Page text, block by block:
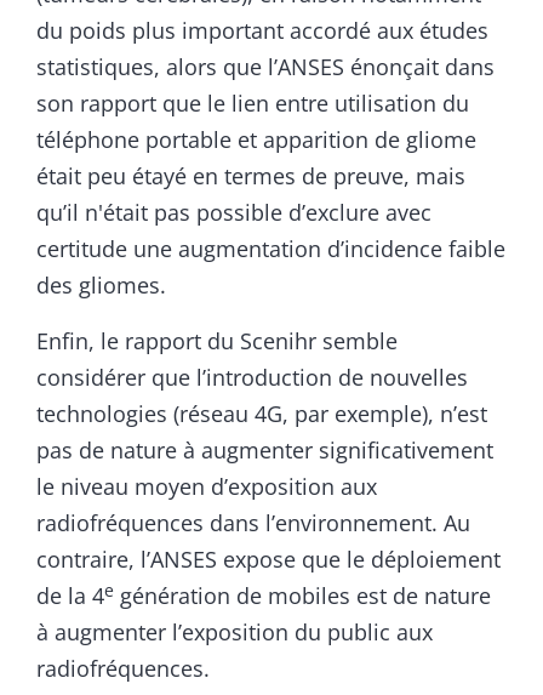
du poids plus important accordé aux études
statistiques, alors que l’ANSES énonçait dans
son rapport que le lien entre utilisation du
téléphone portable et apparition de gliome
était peu étayé en termes de preuve, mais
qu’il n'était pas possible d’exclure avec
certitude une augmentation d’incidence faible
des gliomes.
Enfin, le rapport du Scenihr semble
considérer que l’introduction de nouvelles
technologies (réseau 4G, par exemple), n’est
pas de nature à augmenter significativement
le niveau moyen d’exposition aux
radiofréquences dans l’environnement. Au
contraire, l’ANSES expose que le déploiement
de la 4e génération de mobiles est de nature
à augmenter l’exposition du public aux
radiofréquences.